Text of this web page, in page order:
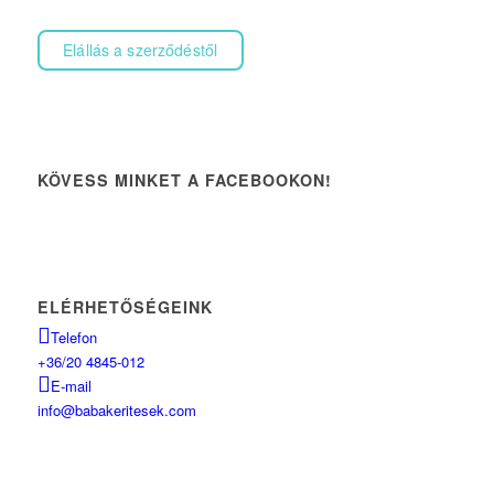
Elállás a szerződéstől
KÖVESS MINKET A FACEBOOKON!
ELÉRHETŐSÉGEINK
Telefon
+36/20 4845-012
E-mail
info@babakeritesek.com